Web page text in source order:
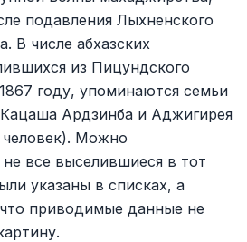
подавления Лыхненского
В числе абхазских
из Пицундского
году, упоминаются семьи
Ардзинба и Аджигирея
человек). Можно
все выселившиеся в тот
указаны в списках, а
приводимые данные не